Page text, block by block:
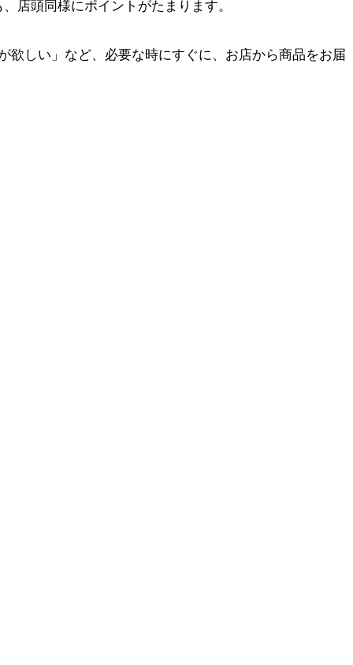
店頭同様にポイントがたまります。
欲しい」など、必要な時にすぐに、お店から商品をお届